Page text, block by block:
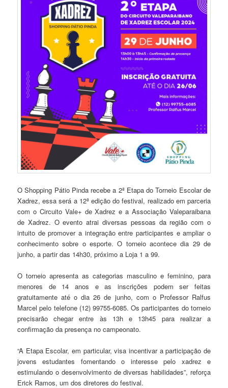
O Shopping Pátio Pinda recebe a 2ª Etapa do Torneio Escolar de
Xadrez, essa será a 12ª edição do festival, realizado em parceria
com o Circuito Vale+ de Xadrez e a Associação Valeparaibana
de Xadrez. O evento atrai diversas pessoas da região com o
intuito de promover a integração entre participantes e ampliar o
conhecimento sobre o esporte. O torneio acontece dia 29 de
junho, a partir das 14h30, próximo a Loja 1 a 99.
O torneio apresenta as categorias masculino e feminino, para
menores de 14 anos e as inscrições podem ser feitas
gratuitamente até o dia 26 de junho, com o Professor Ralfus
Marcel pelo telefone (12) 99755-6085. Os participantes do torneio
precisarão chegar entre às 13h e 13h45 para realizar a
confirmação da presença no campeonato.
“A Etapa Escolar, em particular, visa incentivar a participação de
jovens estudantes fomentando o interesse pelo xadrez e
estimulando o desenvolvimento de diversas habilidades”, reforça
Erick Ramos, um dos diretores do festival.